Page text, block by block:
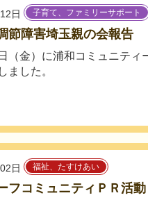
日 子育て、ファミリーサポート
節障害埼玉親の会報告
（金）に浦和コミュニティ
ました。
日 福祉、たすけあい
フコミュニティＰＲ活動